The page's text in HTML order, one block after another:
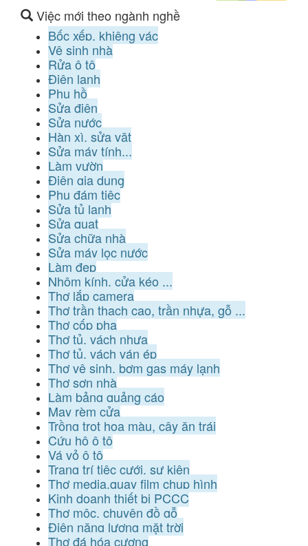
Việc mới theo ngành nghề
Bốc xếp, khiêng vác
Vệ sinh nhà
Rửa ô tô
Điện lạnh
Phụ hồ
Sửa điện
Sửa nước
Hàn xì, sửa vặt
Sửa máy tính...
Làm vườn
Điện gia dụng
Phụ đám tiệc
Sửa tủ lạnh
Sửa quạt
Sửa chữa nhà
Sửa máy lọc nước
Làm đẹp
Nhôm kính, cửa kéo ...
Thợ lắp camera
Thợ trần thạch cao, trần nhựa, gỗ ...
Thợ cốp pha
Thợ tủ, vách nhựa
Thợ tủ, vách ván ép
Thợ vệ sinh, bơm gas máy lạnh
Thợ sơn nhà
Làm bảng quảng cáo
May rèm cửa
Trồng trọt hoa màu, cây ăn trái
Cứu hộ ô tô
Vá vỏ ô tô
Trang trí tiệc cưới, sự kiện
Thợ media,quay film chụp hình
Kinh doanh thiết bị PCCC
Thợ mộc, chuyên đồ gỗ
Điện năng lượng mặt trời
Thợ đá hóa cương